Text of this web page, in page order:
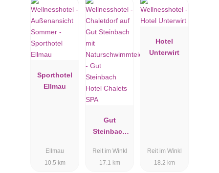
Sporthotel
Ellmau
Ellmau
10.5 km
Gut
Steinbach
Chalets SPA
Reit im Winkl
17.1 km
Hotel
Unterwirt
Reit im Winkl
18.2 km